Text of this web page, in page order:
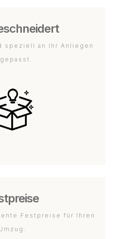
speziell an Ihr Anliegen
Festpreise für Ihren